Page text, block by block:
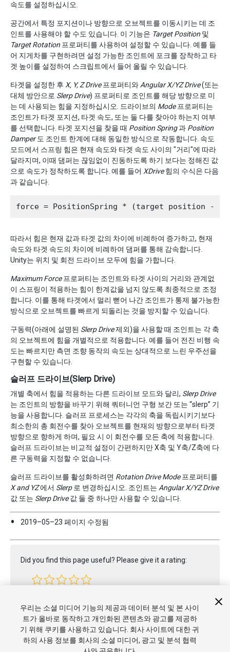
속도를 설정하십시오.
공간에서 특정 포지션이나 방향으로 오브젝트를 이동시키는 데 조
인트를 사용해야 할 수도 있습니다. 이 기능은 Target Position 및
Target Rotation 프로퍼티를 사용하여 설정할 수 있습니다. 예를 들
어 지게차를 구현하려면 설정 가능한 조인트에 포크를 장착하고 타
겟 높이를 설정하여 스크립트에서 들어 올릴 수 있습니다.
타겟을 설정한 후 X, Y, Z Drive프로퍼티와 Angular X/YZ Drive(또는
대체 방안으로 Slerp Drive) 프로퍼티로 조인트를 해당 방향으로 미
는 데 사용되는 힘을 지정하십시오. 드라이브의 Mode프로퍼티는
조인트가 타겟 포지션, 타겟 속도, 또는 둘 다를 찾아야 하는지 여부
를 선택합니다. 타겟 포지션을 찾을 때 Position Spring과 Position
Damper도 조인트 한계에 대해 동일한 방식으로 작동합니다. 속도
모드에서 스프링 힘은 현재 속도와 타겟 속도 사이의 "거리"에 따라
달라지며, 이때 댐퍼는 끊임없이 진동하도록 하기 보다는 정해진 값
으로 속도가 정착하도록 합니다. 예를 들어 XDrive힘의 수식은 다음
과 같습니다.
따라서 힘은 현재 값과 타겟 값의 차이에 비례하여 증가하고, 현재
속도와 타겟 속도의 차이에 비례하여 댐퍼를 통해 감속합니다.
Unity는 위치 및 회전 드라이브 모두에 힘을 가합니다.
Maximum Force프로퍼티는 조인트와 타겟 사이의 거리와 관계없
이 스프링이 적용하는 힘이 한계값을 넘지 않도록 최종적으로 조정
합니다. 이를 통해 타겟에서 멀리 뻗어 나간 조인트가 통제 불가능한
방식으로 오브젝트를 빠르게 되돌리는 것을 방지할 수 있습니다.
구동력(아래에 설명된 Slerp Drive제외)을 사용할 때 조인트는 각 축
의 오브젝트에 힘을 개별적으로 적용합니다. 예를 들어 전진 비행 속
도는 빠르지만 측면 조향 동작의 속도는 상대적으로 느린 우주선을
구현할 수 있습니다.
슬러프 드라이브(Slerp Drive)
개별 축에서 힘을 적용하는 다른 드라이브 모드와 달리, Slerp Drive
는 조인트의 방향을 바꾸기 위해 쿼터니언 구형 보간 또는 “slerp” 기
능을 사용합니다. 슬러프 프로세스는 각각의 축을 독립시키기보다
최소한의 총 회전수를 찾아 오브젝트를 현재의 방향으로부터 타겟
방향으로 향하게 하며, 필요 시 이 회전수를 모든 축에 적용합니다.
슬러프 드라이브는 비교적 설정이 간편하지만 X축 및 Y축/Z축에 다
른 구동력을 지정할 수 없습니다.
슬러프 드라이브를 활성화하려면 Rotation Drive Mode프로퍼티를
X and YZ에서 Slerp로 변경하십시오. 조인트는 Angular X/YZ Drive
값 또는 Slerp Drive값 둘 중 하나만 사용할 수 있습니다.
2019–05–23 페이지 수정됨
Did you find this page useful? Please give it a rating:
우리는 소셜 미디어 기능의 제공과 데이터 분석 및 본 사이
트가 올바로 동작하고 개인화된 콘텐츠와 광고를 제공하
기 위해 쿠키를 사용하고 있습니다. 회사 사이트에 대한 귀
하의 사용 정보를 회사의 소셜 미디어, 광고 및 분석 협력